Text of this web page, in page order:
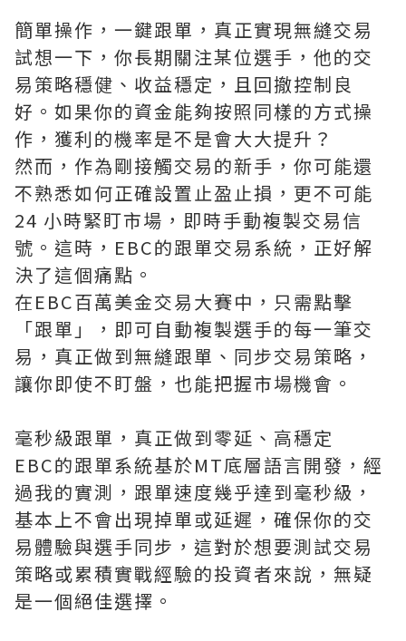
簡單操作，一鍵跟單，真正實現無縫交易
試想一下，你長期關注某位選手，他的交
易策略穩健、收益穩定，且回撤控制良
好。如果你的資金能夠按照同樣的方式操
作，獲利的機率是不是會大大提升？
然而，作為剛接觸交易的新手，你可能還
不熟悉如何正確設置止盈止損，更不可能
24 小時緊盯市場，即時手動複製交易信
號。這時，EBC的跟單交易系統，正好解
決了這個痛點。
在EBC百萬美金交易大賽中，只需點擊
「跟單」，即可自動複製選手的每一筆交
易，真正做到無縫跟單、同步交易策略，
讓你即使不盯盤，也能把握市場機會。
毫秒級跟單，真正做到零延、高穩定
EBC的跟單系統基於MT底層語言開發，經
過我的實測，跟單速度幾乎達到毫秒級，
基本上不會出現掉單或延遲，確保你的交
易體驗與選手同步，這對於想要測試交易
策略或累積實戰經驗的投資者來說，無疑
是一個絕佳選擇。